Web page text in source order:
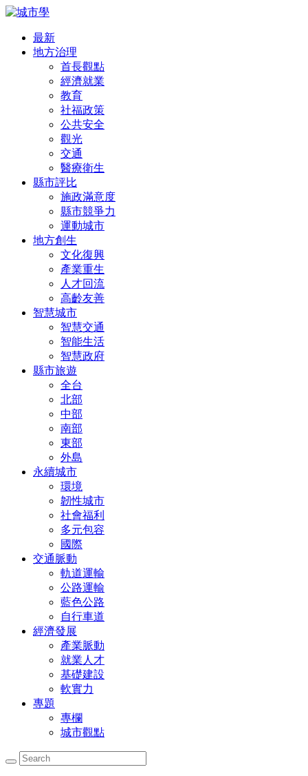
最新
地方治理
首長觀點
經濟就業
教育
社福政策
公共安全
觀光
交通
醫療衛生
縣市評比
施政滿意度
縣市競爭力
運動城市
地方創生
文化復興
產業重生
人才回流
高齡友善
智慧城市
智慧交通
智能生活
智慧政府
縣市旅遊
全台
北部
中部
南部
東部
外島
永續城市
環境
韌性城市
社會福利
多元包容
國際
交通脈動
軌道運輸
公路運輸
藍色公路
自行車道
經濟發展
產業脈動
就業人才
基礎建設
軟實力
專題
專欄
城市觀點